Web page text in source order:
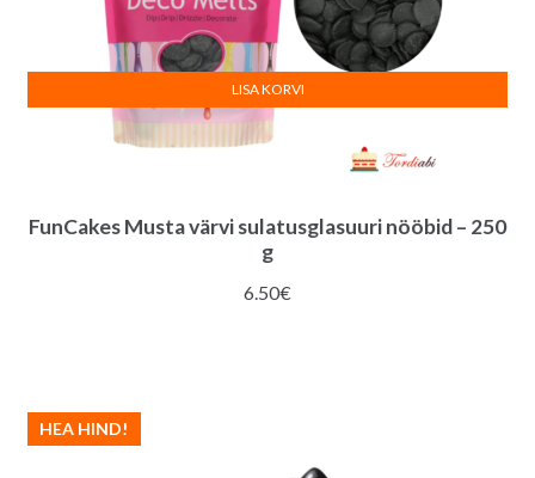
FunCakes Musta värvi sulatusglasuuri nööbid – 250
g
6.50€
LISA KORVI
HEA HIND!